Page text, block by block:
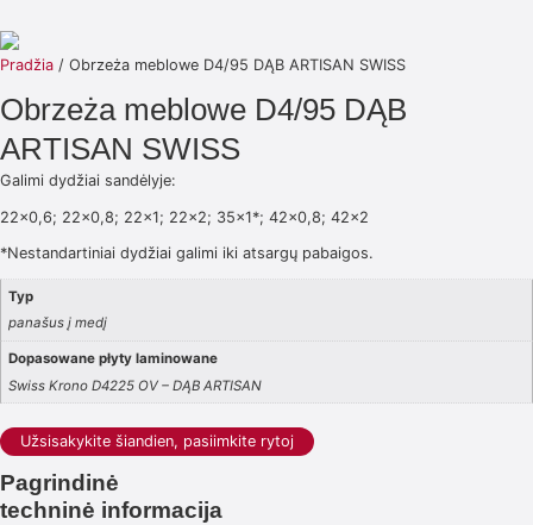
Pradžia / Obrzeża meblowe D4/95 DĄB ARTISAN SWISS
Obrzeża meblowe D4/95 DĄB
ARTISAN SWISS
Galimi dydžiai sandėlyje:
22×0,6; 22×0,8; 22×1; 22×2; 35×1*; 42×0,8; 42×2
*Nestandartiniai dydžiai galimi iki atsargų pabaigos.
Typ
panašus į medį
Dopasowane płyty laminowane
Swiss Krono D4225 OV – DĄB ARTISAN
Užsisakykite šiandien, pasiimkite rytoj
Pagrindinė
techninė informacija